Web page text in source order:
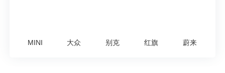
MINI 大众 别克 红旗 蔚来